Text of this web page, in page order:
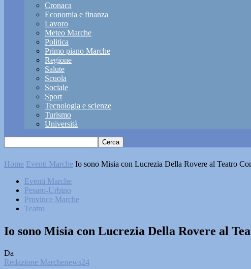
Cronaca
Economia e finanza
Lavoro
Meteo Marche
Politica
Primo piano Marche
Regione
Salute
Scuola
Sociale
Sport
Tecnologia e scienze
Turismo
Università
Home Eventi Marche Io sono Misia con Lucrezia Della Rovere al Teatro
Eventi Marche
Pesaro-Urbino
Province Marche
Teatro
Io sono Misia con Lucrezia Della Rovere al
Da
Redazione Marchenews24